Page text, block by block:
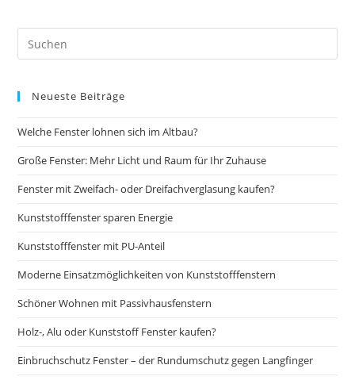
Neueste Beiträge
Welche Fenster lohnen sich im Altbau?
Große Fenster: Mehr Licht und Raum für Ihr Zuhause
Fenster mit Zweifach- oder Dreifachverglasung kaufen?
Kunststofffenster sparen Energie
Kunststofffenster mit PU-Anteil
Moderne Einsatzmöglichkeiten von Kunststofffenstern
Schöner Wohnen mit Passivhausfenstern
Holz-, Alu oder Kunststoff Fenster kaufen?
Einbruchschutz Fenster – der Rundumschutz gegen Langfinger